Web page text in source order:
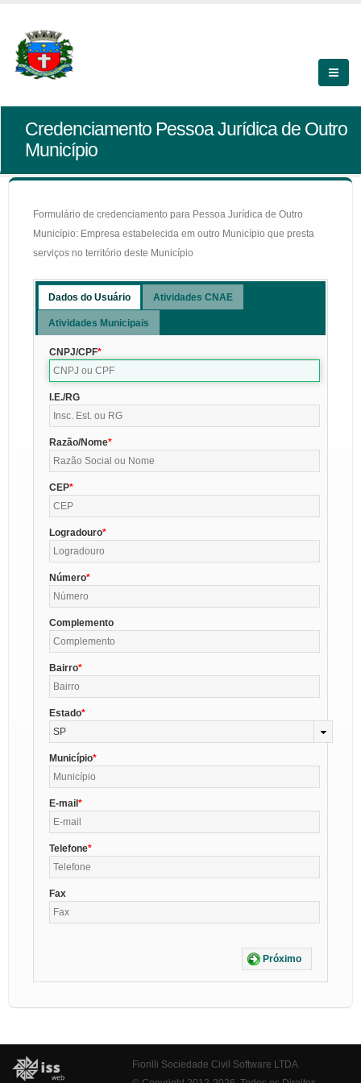
Credenciamento Pessoa Jurídica de Outro
Município
Formulário de credenciamento para Pessoa Jurídica de Outro
Município: Empresa estabelecida em outro Município que presta
serviços no território deste Município
Dados do Usuário Atividades CNAE
Atividades Municipais
CNPJ/CPF
I.E./RG
Razão/Nome
CEP
Logradouro
Número
Complemento
Bairro
Estado
SP
Município
E-mail
Telefone
Fax
Próximo
Fiorilli Sociedade Civil Software LTDA